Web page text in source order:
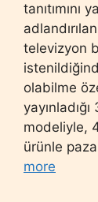
tanıtımını
televizyon
olabilme
modeliyle,
ürünle
more